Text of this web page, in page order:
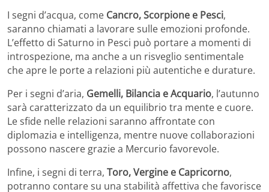
I segni d’acqua, come Cancro, Scorpione e Pesci,
saranno chiamati a lavorare sulle emozioni profonde.
L’effetto di Saturno in Pesci può portare a momenti di
introspezione, ma anche a un risveglio sentimentale
che apre le porte a relazioni più autentiche e durature.
Per i segni d’aria, Gemelli, Bilancia e Acquario, l’autunno
sarà caratterizzato da un equilibrio tra mente e cuore.
Le sfide nelle relazioni saranno affrontate con
diplomazia e intelligenza, mentre nuove collaborazioni
possono nascere grazie a Mercurio favorevole.
Infine, i segni di terra, Toro, Vergine e Capricorno,
potranno contare su una stabilità affettiva che favorisce